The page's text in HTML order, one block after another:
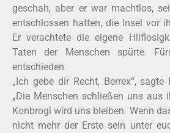
geschah, aber er war machtlos,
entschlossen hatten, die Insel vor
Er verachtete die eigene
Taten der Menschen spürte.
entschieden.
„Ich gebe dir Recht, Berrex“,
„Die Menschen schließen uns aus
Konbrogi wird uns bleiben. Wenn
nicht mehr der Erste sein unter